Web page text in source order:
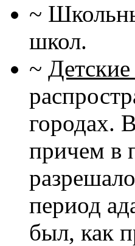
~
школ.
~
городах.
причем в
период
был, как